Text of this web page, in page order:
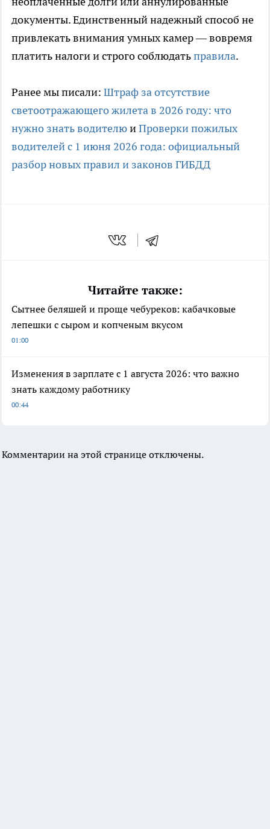
документы. Единственный надежный способ не
привлекать внимания умных камер — вовремя
платить налоги и строго соблюдатьправила.
Ранее мы писали: Штраф за отсутствие
светоотражающего жилета в 2026 году: что
нужно знать водителюиПроверки пожилых
водителей с 1 июня 2026 года: официальный
разбор новых правил и законов ГИБДД
Читайте также:
Сытнее беляшей и проще чебуреков: кабачковые
лепешки с сыром и копченым вкусом
01:00
Изменения в зарплате с 1 августа 2026: что важно
знать каждому работнику
00:44
Комментарии на этой странице отключены.